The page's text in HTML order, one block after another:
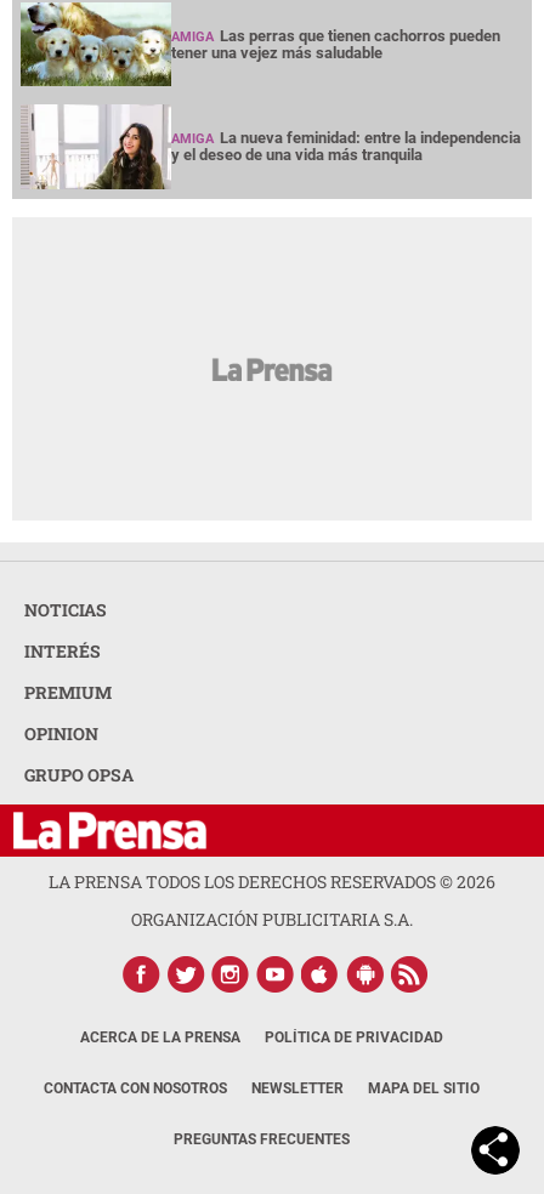
AMIGA Las perras que tienen cachorros pueden
tener una vejez más saludable
AMIGA La nueva feminidad: entre la independencia
y el deseo de una vida más tranquila
NOTICIAS
INTERÉS
PREMIUM
OPINION
GRUPO OPSA
LA PRENSA TODOS LOS DERECHOS RESERVADOS ©2026
ORGANIZACIÓN PUBLICITARIA S.A.
ACERCA DE LA PRENSA POLÍTICA DE PRIVACIDAD
CONTACTA CON NOSOTROS NEWSLETTER MAPA DEL SITIO
PREGUNTAS FRECUENTES